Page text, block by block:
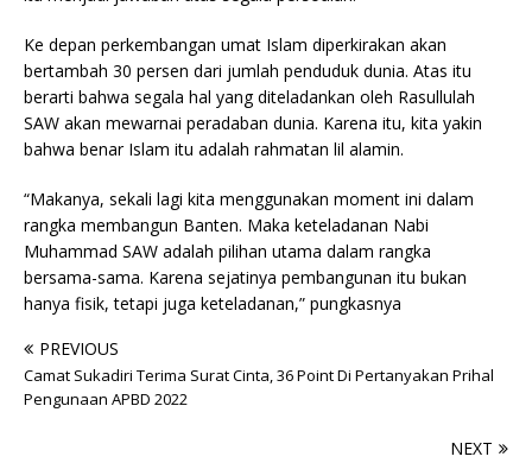
Ke depan perkembangan umat Islam diperkirakan akan
bertambah 30 persen dari jumlah penduduk dunia. Atas itu
berarti bahwa segala hal yang diteladankan oleh Rasullulah
SAW akan mewarnai peradaban dunia. Karena itu, kita yakin
bahwa benar Islam itu adalah rahmatan lil alamin.
“Makanya, sekali lagi kita menggunakan moment ini dalam
rangka membangun Banten. Maka keteladanan Nabi
Muhammad SAW adalah pilihan utama dalam rangka
bersama-sama. Karena sejatinya pembangunan itu bukan
hanya fisik, tetapi juga keteladanan,” pungkasnya
PREVIOUS
Camat Sukadiri Terima Surat Cinta, 36 Point Di Pertanyakan Prihal
Pengunaan APBD 2022
NEXT